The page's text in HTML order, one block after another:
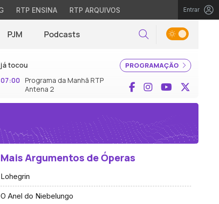
RTP ENSINA RTP ARQUIVOS Entrar
PJM Podcasts Pesquisar
PROGRAMAÇÃO
já tocou
07:00 Programa da Manhã RTP
Antena 2
Facebook
InstagramYouTube
Mais Argumentos de Óperas
Lohegrin
O Anel do Niebelungo